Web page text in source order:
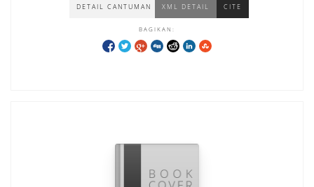
DETAIL CANTUMAN XML DETAIL CITE
BAGIKAN: